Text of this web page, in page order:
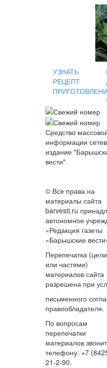
УЗНАТЬ
РЕЦЕПТ
Средство
информации
издание
вести"
© Все права на
материалы сайта
barvesti.ru
автономное
«Редакция газеты
«Барышские
Перепечатка
или частями)
материалов сайта
разрешена при
письменного
правообладателя.
По вопросам
перепечатки
материалов
телефону: +7
21-2-90.